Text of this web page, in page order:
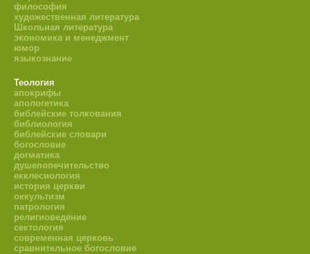
философия
художественная литература
Школьная литература
экономика и менеджмент
юмор
языкознание
Теология
апокрифы
апологетика
библейские толкования
библиология
библейские словари
богословие
догматика
душепопечительство
екклесиология
история церкви
оккультизм
патрология
религиоведение
сектология
современная церковь
сравнительное богословие